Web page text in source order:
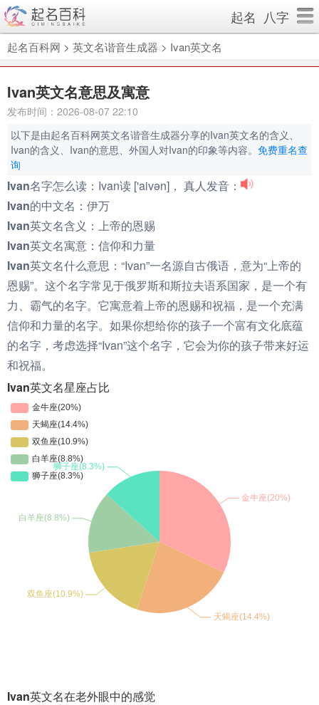
起名 八字
起名百科网 > 英文名谐音生成器 > Ivan英文名
Ivan英文名意思及寓意
发布时间：2026-08-07 22:10
以下是由起名百科网英文名谐音生成器分享的Ivan英文名的含义、
Ivan的含义、Ivan的意思、外国人对Ivan的印象等内容。 免费重名查
询
Ivan名字怎么读： Ivan读 ['aivən]， 真人发音：
Ivan的中文名： 伊万
Ivan英文名含义： 上帝的恩赐
Ivan英文名寓意： 信仰和力量
Ivan英文名什么意思： “Ivan”一名源自古俄语，意为“上帝的
恩赐”。这个名字常见于俄罗斯和斯拉夫语系国家，是一个有
力、霸气的名字。它寓意着上帝的恩赐和祝福，是一个充满
信仰和力量的名字。如果你想给你的孩子一个富有文化底蕴
的名字，考虑选择“Ivan”这个名字，它会为你的孩子带来好运
和祝福。
Ivan英文名星座占比
Ivan英文名在老外眼中的感觉